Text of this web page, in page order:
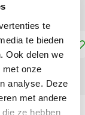
te
te bieden
Ook delen we
met onze
analyse. Deze
met andere
ze hebben